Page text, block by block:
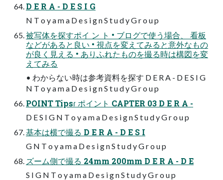
D E R A - D E S I G
N T o y a m a D e s i g n S t u d y G r o u p
被写体を探すポイ ン ト • ブログで使う場合、 看板
などがあると良い • 視点を変えてみると意外なもの
が良く見える • ありふれたものを撮る時は構図を変
えてみる
• わからない時は参考資料を探す D E R A - D E S I G
N T o y a m a D e s i g n S t u d y G r o u p
POINT Tipsɾ ポイント CAPTER 03 D E R A -
D E S I G N T o y a m a D e s i g n S t u d y G r o u p
基本は横で撮る D E R A - D E S I
G N T o y a m a D e s i g n S t u d y G r o u p
ズーム側で撮る 24mm 200mm D E R A - D E
S I G N T o y a m a D e s i g n S t u d y G r o u p